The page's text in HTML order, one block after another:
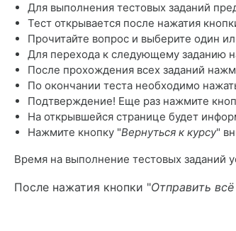
Для выполнения тестовых заданий
Тест открывается после нажатия
Прочитайте вопрос и выберите один
Для перехода к следующему заданию
После прохождения всех заданий
По окончании теста необходимо
Подтверждение! Еще раз нажмите
На открывшейся странице будет
Нажмите кнопку "Вернутьсяк курсу"
Время на выполнение тестовых заданий
После нажатия кнопки "Отправить